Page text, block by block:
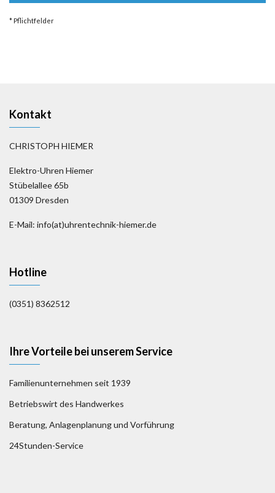
* Pflichtfelder
Kontakt
CHRISTOPH HIEMER
Elektro-Uhren Hiemer
Stübelallee 65b
01309 Dresden
E-Mail: info(at)uhrentechnik-hiemer.de
Hotline
(0351) 8362512
Ihre Vorteile bei unserem Service
Familienunternehmen seit 1939
Betriebswirt des Handwerkes
Beratung, Anlagenplanung und Vorführung
24Stunden-Service